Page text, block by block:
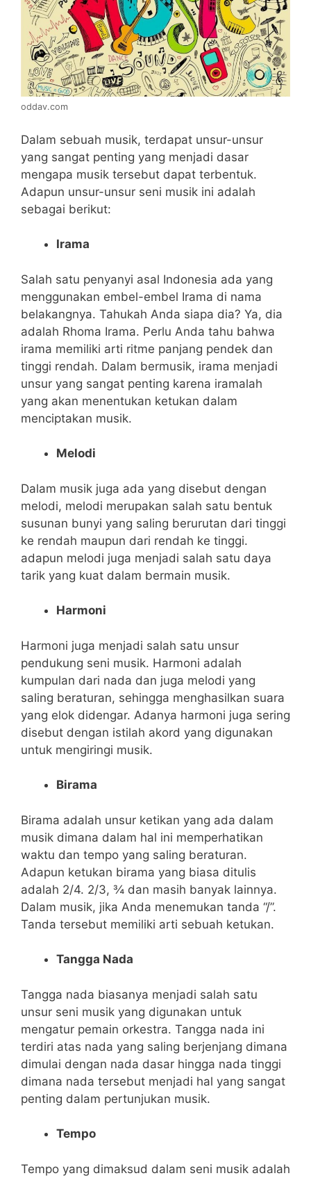
oddav.com
Dalam sebuah musik, terdapat unsur-unsur
yang sangat penting yang menjadi dasar
mengapa musik tersebut dapat terbentuk.
Adapun unsur-unsur seni musik ini adalah
sebagai berikut:
Irama
Salah satu penyanyi asal Indonesia ada yang
menggunakan embel-embel Irama di nama
belakangnya. Tahukah Anda siapa dia? Ya, dia
adalah Rhoma Irama. Perlu Anda tahu bahwa
irama memiliki arti ritme panjang pendek dan
tinggi rendah. Dalam bermusik, irama menjadi
unsur yang sangat penting karena iramalah
yang akan menentukan ketukan dalam
menciptakan musik.
Melodi
Dalam musik juga ada yang disebut dengan
melodi, melodi merupakan salah satu bentuk
susunan bunyi yang saling berurutan dari tinggi
ke rendah maupun dari rendah ke tinggi.
adapun melodi juga menjadi salah satu daya
tarik yang kuat dalam bermain musik.
Harmoni
Harmoni juga menjadi salah satu unsur
pendukung seni musik. Harmoni adalah
kumpulan dari nada dan juga melodi yang
saling beraturan, sehingga menghasilkan suara
yang elok didengar. Adanya harmoni juga sering
disebut dengan istilah akord yang digunakan
untuk mengiringi musik.
Birama
Birama adalah unsur ketikan yang ada dalam
musik dimana dalam hal ini memperhatikan
waktu dan tempo yang saling beraturan.
Adapun ketukan birama yang biasa ditulis
adalah 2/4. 2/3, ¾ dan masih banyak lainnya.
Dalam musik, jika Anda menemukan tanda “/”.
Tanda tersebut memiliki arti sebuah ketukan.
Tangga Nada
Tangga nada biasanya menjadi salah satu
unsur seni musik yang digunakan untuk
mengatur pemain orkestra. Tangga nada ini
terdiri atas nada yang saling berjenjang dimana
dimulai dengan nada dasar hingga nada tinggi
dimana nada tersebut menjadi hal yang sangat
penting dalam pertunjukan musik.
Tempo
Tempo yang dimaksud dalam seni musik adalah